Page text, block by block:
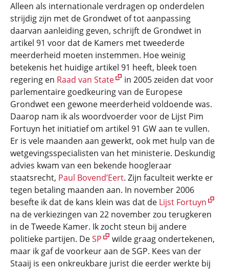
Alleen als internationale verdragen op onderdelen
strijdig zijn met de Grondwet of tot aanpassing
daarvan aanleiding geven, schrijft de Grondwet in
artikel 91 voor dat de Kamers met tweederde
meerderheid moeten instemmen. Hoe weinig
betekenis het huidige artikel 91 heeft, bleek toen
regering en Raad van State
in 2005 zeiden dat voor
parlementaire goedkeuring van de Europese
Grondwet een gewone meerderheid voldoende was.
Daarop nam ik als woordvoerder voor de Lijst Pim
Fortuyn het initiatief om artikel 91 GW aan te vullen.
Er is vele maanden aan gewerkt, ook met hulp van de
wetgevingsspecialisten van het ministerie. Deskundig
advies kwam van een bekende hoogleraar
staatsrecht, Paul Bovend’Eert. Zijn faculteit werkte er
tegen betaling maanden aan. In november 2006
besefte ik dat de kans klein was dat de Lijst Fortuyn
na de verkiezingen van 22 november zou terugkeren
in de Tweede Kamer. Ik zocht steun bij andere
politieke partijen. DeSP
wilde graag ondertekenen,
maar ik gaf de voorkeur aan de SGP. Kees van der
Staaij is een onkreukbare jurist die eerder werkte bij